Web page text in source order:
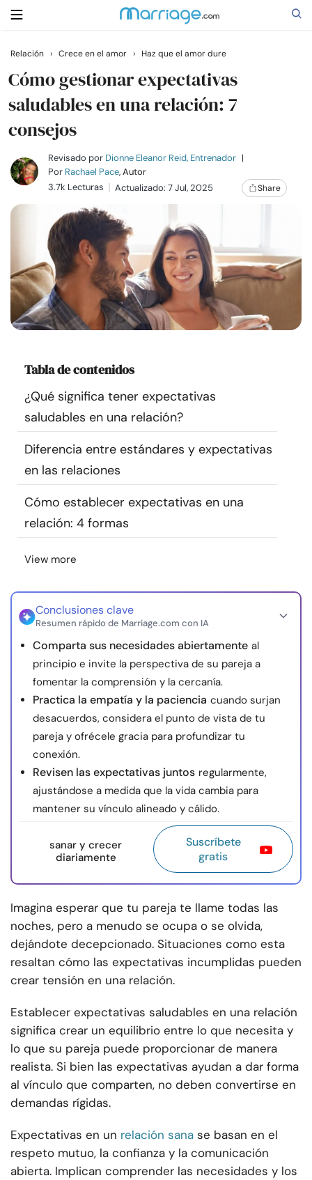
Buscar
Casarse
Relaciones
Familia
Ayuda
Cursos
Recursos
Comunidad
Encuentra un terapeuta
Idioma
Sobre nosotros Contáctanos Escríbenos
Publicidad con
nosotros
Relación › Crece en el amor › Haz que el amor dure
Cómo gestionar expectativas
saludables en una relación: 7
consejos
Revisado por Dionne Eleanor Reid, Entrenador |
Por Rachael Pace, Autor
3.7k Lecturas
Actualizado: 7 Jul, 2025 Share
Tabla de contenidos
¿Qué significa tener expectativas
saludables en una relación?
Diferencia entre estándares y expectativas
en las relaciones
Cómo establecer expectativas en una
relación: 4 formas
View more
Conclusiones clave
Resumen rápido de Marriage.com con IA
Comparta sus necesidades abiertamente al
principio e invite la perspectiva de su pareja a
fomentar la comprensión y la cercanía.
Practica la empatía y la paciencia cuando surjan
desacuerdos, considera el punto de vista de tu
pareja y ofrécele gracia para profundizar tu
conexión.
Revisen las expectativas juntos regularmente,
ajustándose a medida que la vida cambia para
mantener su vínculo alineado y cálido.
sanar y crecer
diariamente
Suscríbete
gratis
Imagina esperar que tu pareja te llame todas las
noches, pero a menudo se ocupa o se olvida,
dejándote decepcionado. Situaciones como esta
resaltan cómo las expectativas incumplidas pueden
crear tensión en una relación.
Establecer expectativas saludables en una relación
significa crear un equilibrio entre lo que necesita y
lo que su pareja puede proporcionar de manera
realista. Si bien las expectativas ayudan a dar forma
al vínculo que comparten, no deben convertirse en
demandas rígidas.
Expectativas en un relación sana se basan en el
respeto mutuo, la confianza y la comunicación
abierta. Implican comprender las necesidades y los